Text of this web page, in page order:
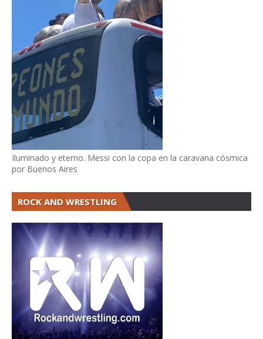
Iluminado y eterno. Messi con la copa en la caravana cósmica
por Buenos Aires
ROCK AND WRESTLING